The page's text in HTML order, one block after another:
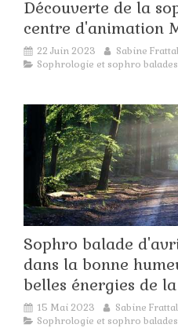
Découverte de la
centre d'animation
22 Juin 2023
Sabine
Sophrologie et sophro balades
Sophro balade
dans la bonne
belles énergies de
15 Mai 2023
Sabine
Sophrologie et sophro balades